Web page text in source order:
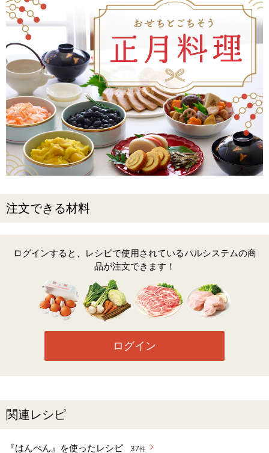
注文できる材料
ログインすると、レシピで使用されているパルシステムの商
品が注文できます！
ログイン
関連レシピ
『はんぺん』を使ったレシピ 37件